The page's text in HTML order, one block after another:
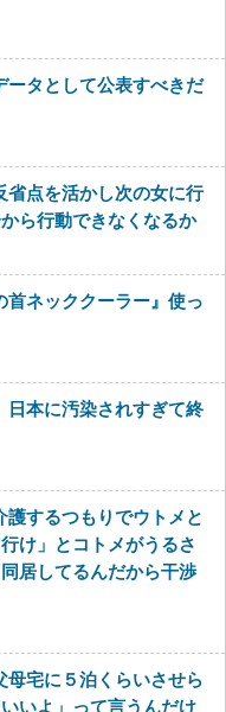
タとして公表すべきだ
点を活かし次の女に行
ら行動できなくなるか
ネッククーラー』使っ
日本に汚染されすぎて終
するつもりでウトメと
け」とコトメがうるさ
居してるんだから干渉
宅に５泊くらいさせら
いよ」って言うんだけ